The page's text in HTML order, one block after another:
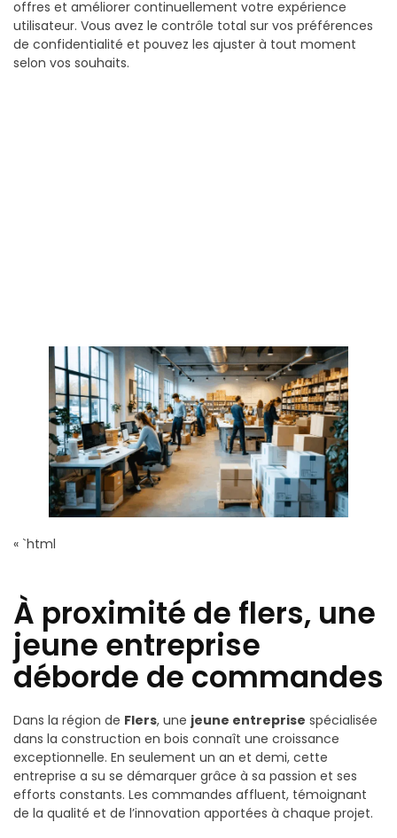
offres et améliorer continuellement votre expérience
utilisateur. Vous avez le contrôle total sur vos préférences
de confidentialité et pouvez les ajuster à tout moment
selon vos souhaits.
« `html
À proximité de flers, une
jeune entreprise
déborde de commandes
Dans la région de Flers, une jeune entreprise spécialisée
dans la construction en bois connaît une croissance
exceptionnelle. En seulement un an et demi, cette
entreprise a su se démarquer grâce à sa passion et ses
efforts constants. Les commandes affluent, témoignant
de la qualité et de l’innovation apportées à chaque projet.